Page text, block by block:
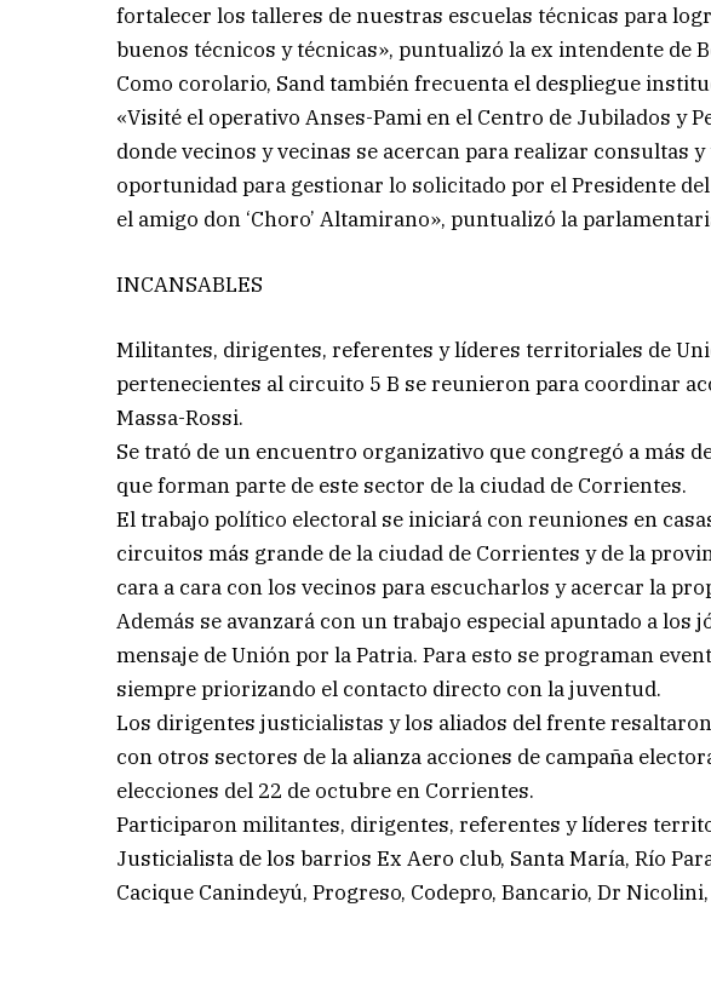
fortalecer los talleres de nuestras escuelas técnicas para
buenos técnicos y técnicas», puntualizó la ex intendente de
Como corolario, Sand también frecuenta el despliegue
«Visité el operativo Anses-Pami en el Centro de Jubilados y
donde vecinos y vecinas se acercan para realizar consultas
oportunidad para gestionar lo solicitado por el Presidente
el amigo don ‘Choro’ Altamirano», puntualizó la
INCANSABLES
Militantes, dirigentes, referentes y líderes territoriales de
pertenecientes al circuito 5 B se reunieron para coordinar
Massa-Rossi.
Se trató de un encuentro organizativo que congregó a más
que forman parte de este sector de la ciudad de Corrientes.
El trabajo político electoral se iniciará con reuniones en
circuitos más grande de la ciudad de Corrientes y de la
cara a cara con los vecinos para escucharlos y acercar la
Además se avanzará con un trabajo especial apuntado a los
mensaje de Unión por la Patria. Para esto se programan
siempre priorizando el contacto directo con la juventud.
Los dirigentes justicialistas y los aliados del frente
con otros sectores de la alianza acciones de campaña
elecciones del 22 de octubre en Corrientes.
Participaron militantes, dirigentes, referentes y líderes
Justicialista de los barrios Ex Aero club, Santa María, Río
Cacique Canindeyú, Progreso, Codepro, Bancario, Dr